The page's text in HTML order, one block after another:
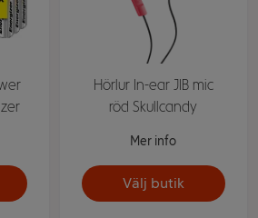
Hörlur In-ear JIB mic
röd Skullcandy
Mer info
Välj butik